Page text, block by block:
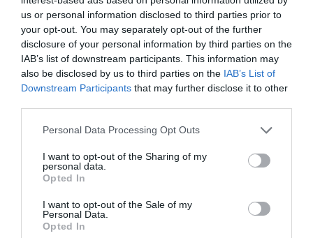
us or personal information disclosed to third parties prior to
your opt-out. You may separately opt-out of the further
disclosure of your personal information by third parties on the
IAB’s list of downstream participants. This information may
also be disclosed by us to third parties on the IAB’s List of
Downstream Participants that may further disclose it to other
Personal Data Processing Opt Outs
I want to opt-out of the Sharing of my
personal data.
Opted In
I want to opt-out of the Sale of my
Personal Data.
Opted In
politică socială, familie, solidaritate. Ceea ce
contează mai mult acum în această fază a
campaniei electorale este să ascult cerințele
oamenilor pentru a-i putea susține eventual în
consiliul municipal.”
Ce crezi despre afirmarea politica a românilor pe
plan local in Italia?
”Este un lucru pozitiv că mulți români au hotărât să
participe la aceste alegeri și să se pună în joc. Chiar
dacă unii nu au o experiență specifică. Credeți că toți